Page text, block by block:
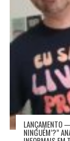
LANÇAMENTO
NINGUÉM’?”